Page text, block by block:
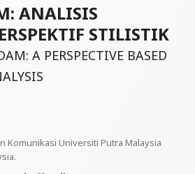
ANALISIS
STILISTIK
A PERSPECTIVE BASED
Komunikasi Universiti Putra Malaysia